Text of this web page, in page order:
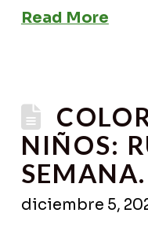
Read More
NIÑOS:
SEMANA.
diciembre 5,